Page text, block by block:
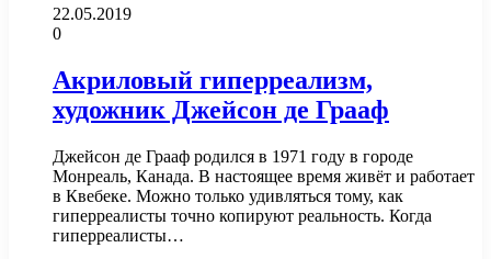
22.05.2019
0
Акриловый гиперреализм,
художник Джейсон де Грааф
Джейсон де Грааф родился в 1971 году в городе
Монреаль, Канада. В настоящее время живёт и работает
в Квебеке. Можно только удивляться тому, как
гиперреалисты точно копируют реальность. Когда
гиперреалисты…